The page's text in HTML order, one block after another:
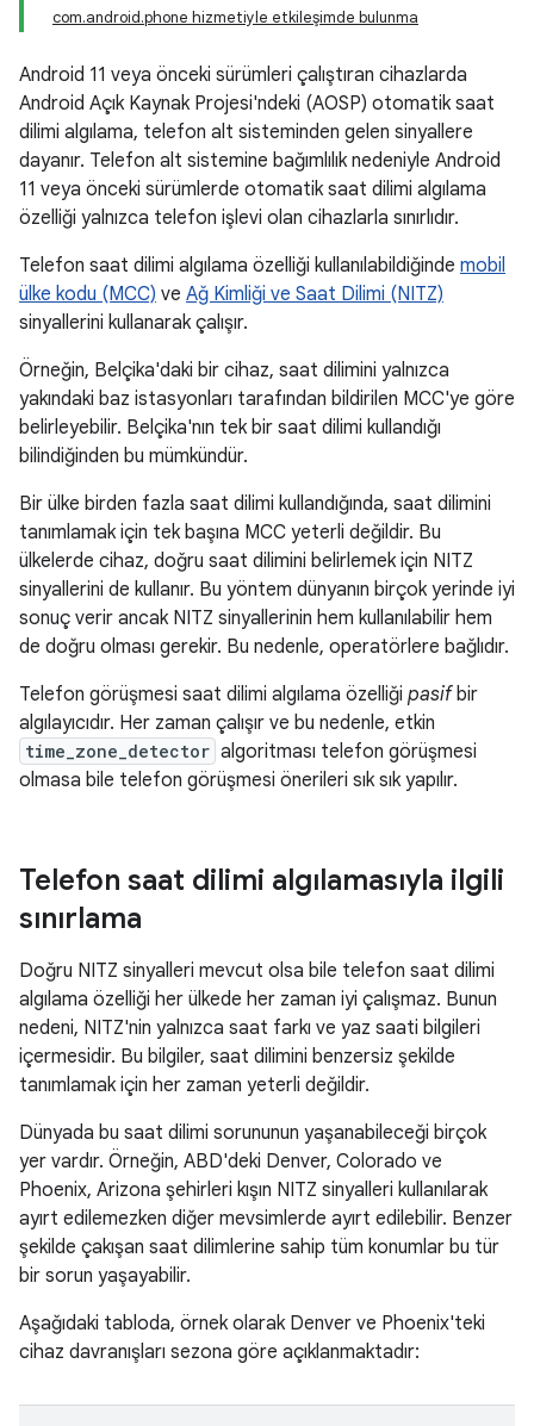
com.android.phone hizmetiyle etkileşimde bulunma
Android 11 veya önceki sürümleri çalıştıran cihazlarda
Android Açık Kaynak Projesi'ndeki (AOSP) otomatik saat
dilimi algılama, telefon alt sisteminden gelen sinyallere
dayanır. Telefon alt sistemine bağımlılık nedeniyle Android
11 veya önceki sürümlerde otomatik saat dilimi algılama
özelliği yalnızca telefon işlevi olan cihazlarla sınırlıdır.
Telefon saat dilimi algılama özelliği kullanılabildiğinde mobil
ülke kodu (MCC) ve Ağ Kimliği ve Saat Dilimi (NITZ)
sinyallerini kullanarak çalışır.
Örneğin, Belçika'daki bir cihaz, saat dilimini yalnızca
yakındaki baz istasyonları tarafından bildirilen MCC'ye göre
belirleyebilir. Belçika'nın tek bir saat dilimi kullandığı
bilindiğinden bu mümkündür.
Bir ülke birden fazla saat dilimi kullandığında, saat dilimini
tanımlamak için tek başına MCC yeterli değildir. Bu
ülkelerde cihaz, doğru saat dilimini belirlemek için NITZ
sinyallerini de kullanır. Bu yöntem dünyanın birçok yerinde iyi
sonuç verir ancak NITZ sinyallerinin hem kullanılabilir hem
de doğru olması gerekir. Bu nedenle, operatörlere bağlıdır.
Telefon görüşmesi saat dilimi algılama özelliği pasifbir
algılayıcıdır. Her zaman çalışır ve bu nedenle, etkin
time_zone_detector algoritması telefon görüşmesi
olmasa bile telefon görüşmesi önerileri sık sık yapılır.
Telefon saat dilimi algılamasıyla ilgili
sınırlama
Doğru NITZ sinyalleri mevcut olsa bile telefon saat dilimi
algılama özelliği her ülkede her zaman iyi çalışmaz. Bunun
nedeni, NITZ'nin yalnızca saat farkı ve yaz saati bilgileri
içermesidir. Bu bilgiler, saat dilimini benzersiz şekilde
tanımlamak için her zaman yeterli değildir.
Dünyada bu saat dilimi sorununun yaşanabileceği birçok
yer vardır. Örneğin, ABD'deki Denver, Colorado ve
Phoenix, Arizona şehirleri kışın NITZ sinyalleri kullanılarak
ayırt edilemezken diğer mevsimlerde ayırt edilebilir. Benzer
şekilde çakışan saat dilimlerine sahip tüm konumlar bu tür
bir sorun yaşayabilir.
Aşağıdaki tabloda, örnek olarak Denver ve Phoenix'teki
cihaz davranışları sezona göre açıklanmaktadır: